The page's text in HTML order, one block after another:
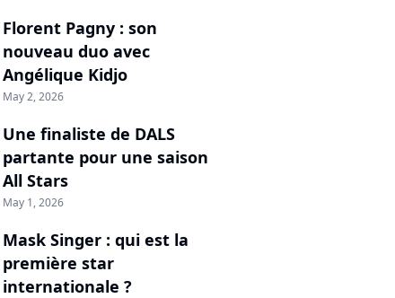
Florent Pagny : son
nouveau duo avec
Angélique Kidjo
May 2, 2026
Une finaliste de DALS
partante pour une saison
All Stars
May 1, 2026
Mask Singer : qui est la
première star
internationale ?